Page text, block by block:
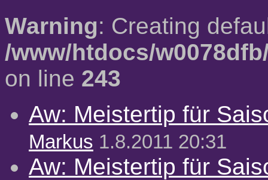
Warning: Creating
/www/htdocs/
on line 243
Aw: Meistertip für
Markus 1.8.2011 20:31
Aw: Meistertip für